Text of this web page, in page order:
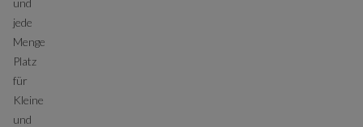
jede
Menge
Platz
für
Kleine
und